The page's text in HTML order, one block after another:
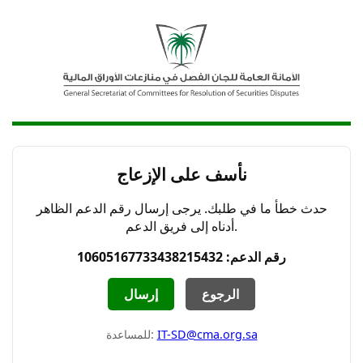
نأسف على الإزعاج
حدث خطأ ما في طلبك. يرجى إرسال رقم الدعم الظاهر
أدناه إلى فريق الدعم.
رقم الدعم: 10605167733438215432
إرسال الرجوع
للمساعدة: IT-SD@cma.org.sa